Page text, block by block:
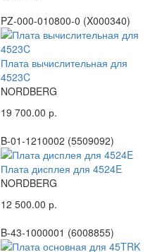
PZ-000-010800-0 (X000340)
Плата вычислительная для
4523C
NORDBERG
19 700.00 р.
B-01-1210002 (5509092)
Плата дисплея для 4524E
NORDBERG
12 500.00 р.
B-43-1000001 (6008855)